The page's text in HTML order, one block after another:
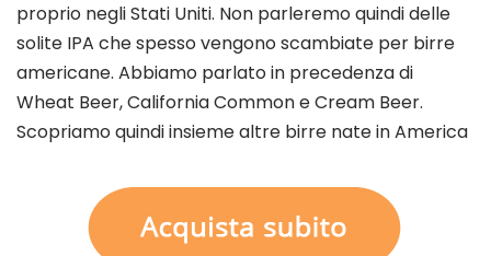
proprio negli Stati Uniti. Non parleremo quindi delle
solite IPA che spesso vengono scambiate per birre
americane. Abbiamo parlato in precedenza di
Wheat Beer, California Common e Cream Beer.
Scopriamo quindi insieme altre birre nate in America